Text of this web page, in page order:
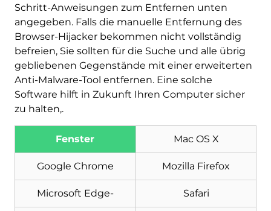
Schritt-Anweisungen zum Entfernen unten
angegeben. Falls die manuelle Entfernung des
Browser-Hijacker bekommen nicht vollständig
befreien, Sie sollten für die Suche und alle übrig
gebliebenen Gegenstände mit einer erweiterten
Anti-Malware-Tool entfernen. Eine solche
Software hilft in Zukunft Ihren Computer sicher
zu halten,.
Fenster Mac OS X
Google Chrome Mozilla Firefox
Microsoft Edge- Safari